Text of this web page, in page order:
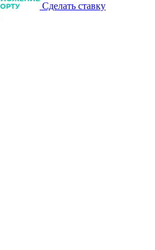
Сделать ставку